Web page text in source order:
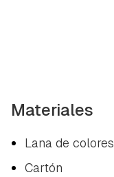
Materiales
Lana de colores
Cartón